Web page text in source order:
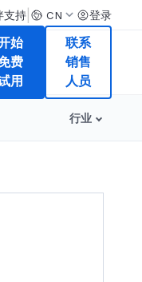
支持 CN 登录
始
费
用
联系
销售
人员
行业